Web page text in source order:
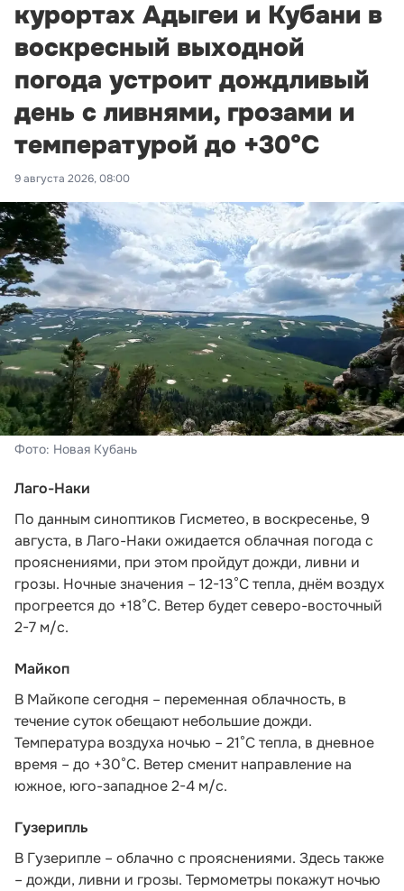
курортах Адыгеи и Кубани в
воскресный выходной
погода устроит дождливый
день с ливнями, грозами и
температурой до +30°С
9 августа 2026, 08:00
Фото: Новая Кубань
Лаго-Наки
По данным синоптиков Гисметео, в воскресенье, 9
августа, в Лаго-Наки ожидается облачная погода с
прояснениями, при этом пройдут дожди, ливни и
грозы. Ночные значения – 12-13°С тепла, днём воздух
прогреется до +18°С. Ветер будет северо-восточный
2-7 м/с.
Майкоп
В Майкопе сегодня – переменная облачность, в
течение суток обещают небольшие дожди.
Температура воздуха ночью – 21°С тепла, в дневное
время – до +30°С. Ветер сменит направление на
южное, юго-западное 2-4 м/с.
Гузерипль
В Гузерипле – облачно с прояснениями. Здесь также
– дожди, ливни и грозы. Термометры покажут ночью